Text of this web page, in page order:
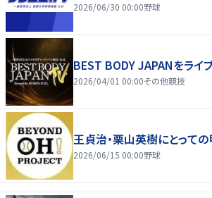
2026/06/30 00:00野球
BEST BODY JAPANをライ
2026/04/01 00:00その他競技
王貞治・栗山英樹にとって
2026/06/15 00:00野球